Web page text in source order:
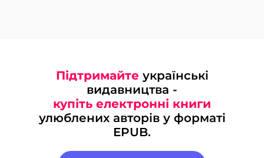
Підтримайте українські
видавництва -
купіть електронні книги
улюблених авторів у форматі
EPUB.